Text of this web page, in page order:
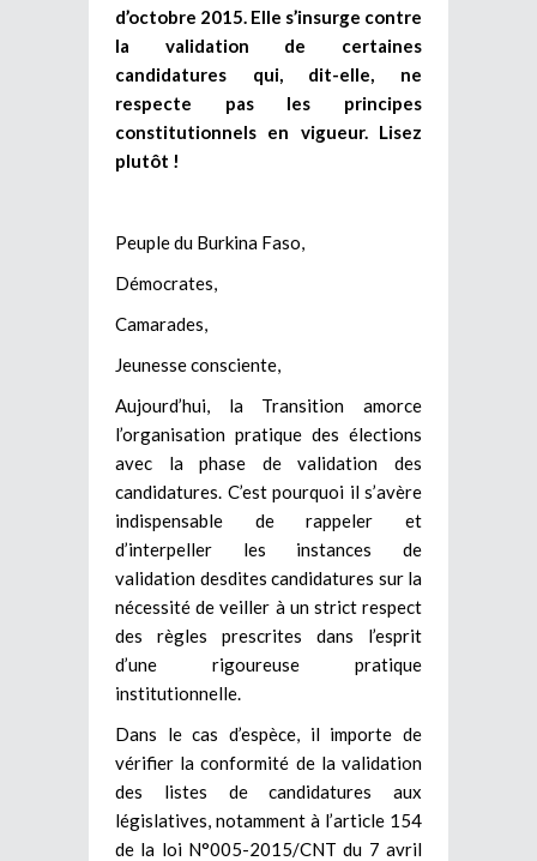
d’octobre 2015. Elle s’insurge contre
la validation de certaines
candidatures qui, dit-elle, ne
respecte pas les principes
constitutionnels en vigueur. Lisez
plutôt !
Peuple du Burkina Faso,
Démocrates,
Camarades,
Jeunesse consciente,
Aujourd’hui, la Transition amorce
l’organisation pratique des élections
avec la phase de validation des
candidatures. C’est pourquoi il s’avère
indispensable de rappeler et
d’interpeller les instances de
validation desdites candidatures sur la
nécessité de veiller à un strict respect
des règles prescrites dans l’esprit
d’une rigoureuse pratique
institutionnelle.
Dans le cas d’espèce, il importe de
vérifier la conformité de la validation
des listes de candidatures aux
législatives, notamment à l’article 154
de la loi N°005-2015/CNT du 7 avril